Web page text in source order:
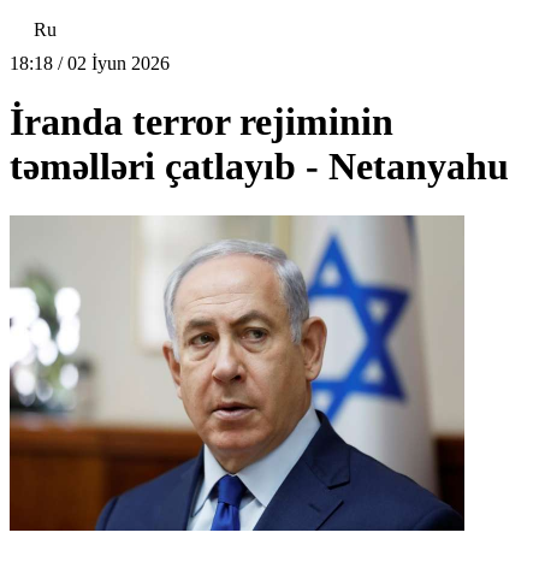
Ru
18:18 / 02 İyun 2026
İranda terror rejiminin
təməlləri çatlayıb - Netanyahu